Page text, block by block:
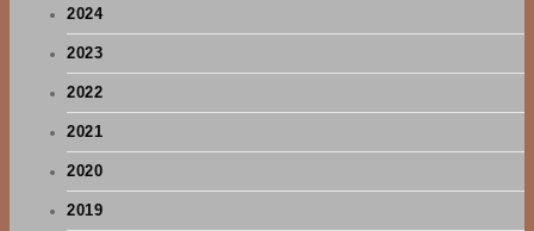
2024
2023
2022
2021
2020
2019